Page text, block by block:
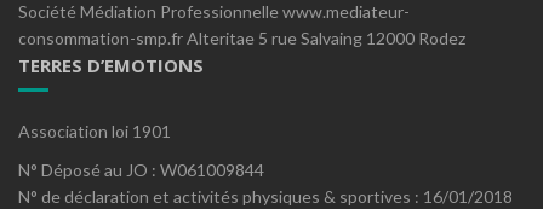
Société Médiation Professionnelle www.mediateur-
consommation-smp.fr Alteritae 5 rue Salvaing 12000 Rodez
TERRES D’EMOTIONS
Association loi 1901
N° Déposé au JO : W061009844
N° de déclaration et activités physiques & sportives : 16/01/2018